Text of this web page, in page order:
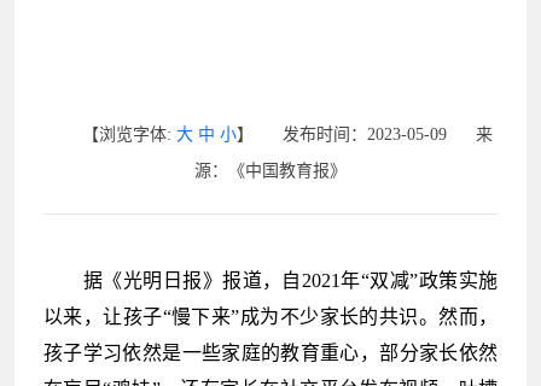
【浏览字体: 大 中 小】 发布时间：2023-05-09 来
源：《中国教育报》
据《光明日报》报道，自2021年“双减”政策实施
以来，让孩子“慢下来”成为不少家长的共识。然而，
孩子学习依然是一些家庭的教育重心，部分家长依然